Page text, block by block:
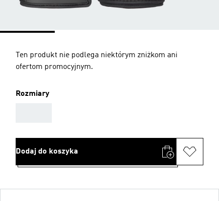
Ten produkt nie podlega niektórym zniżkom ani
ofertom promocyjnym.
Rozmiary
Dodaj do koszyka